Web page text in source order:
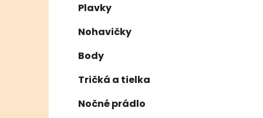
Plavky
Nohavičky
Body
Tričká a tielka
Nočné prádlo